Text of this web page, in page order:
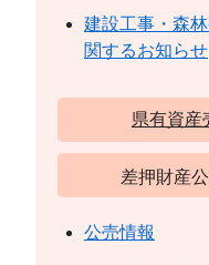
建設工事・森
関するお知らせ
県有資産
差押財産
公売情報